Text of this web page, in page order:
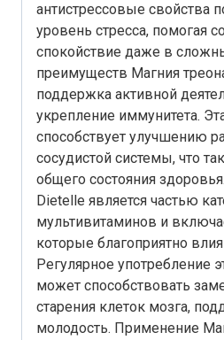
антистрессовые свойства
уровень стресса, помогая
спокойствие даже в
преимуществ Магния
поддержка активной
укрепление иммунитета.
способствует улучшению
сосудистой системы, что
общего состояния
Dietelle является частью
мультивитаминов и
которые благоприятно
Регулярное употребление
может способствовать
старения клеток мозга,
молодость. Применение